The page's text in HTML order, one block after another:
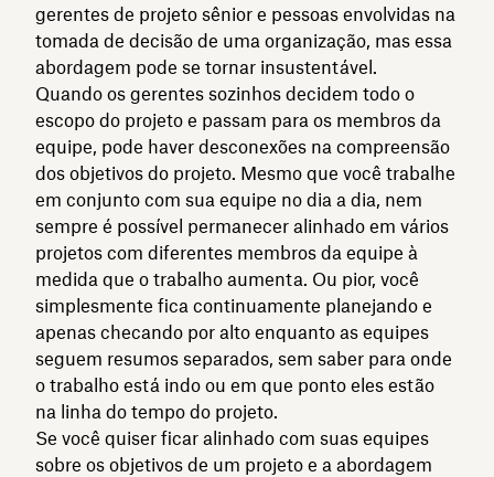
gerentes de projeto sênior e pessoas envolvidas na
tomada de decisão de uma organização, mas essa
abordagem pode se tornar insustentável.
Quando os gerentes sozinhos decidem todo o
escopo do projeto e passam para os membros da
equipe, pode haver desconexões na compreensão
dos objetivos do projeto. Mesmo que você trabalhe
em conjunto com sua equipe no dia a dia, nem
sempre é possível permanecer alinhado em vários
projetos com diferentes membros da equipe à
medida que o trabalho aumenta. Ou pior, você
simplesmente fica continuamente planejando e
apenas checando por alto enquanto as equipes
seguem resumos separados, sem saber para onde
o trabalho está indo ou em que ponto eles estão
na linha do tempo do projeto.
Se você quiser ficar alinhado com suas equipes
sobre os objetivos de um projeto e a abordagem